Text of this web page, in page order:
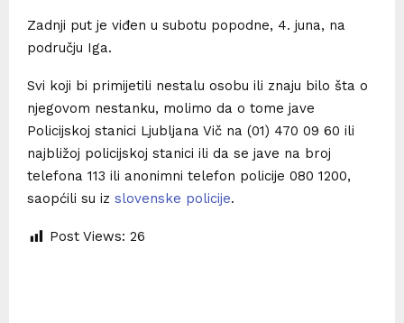
Zadnji put je viđen u subotu popodne, 4. juna, na
području Iga.
Svi koji bi primijetili nestalu osobu ili znaju bilo šta o
njegovom nestanku, molimo da o tome jave
Policijskoj stanici Ljubljana Vič na (01) 470 09 60 ili
najbližoj policijskoj stanici ili da se jave na broj
telefona 113 ili anonimni telefon policije 080 1200,
saopćili su iz slovenske policije.
Post Views: 26